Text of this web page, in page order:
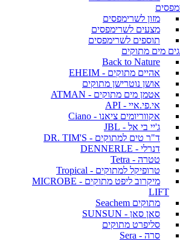
מזון לשרימפסים
מצעים לשרימפסים
תוספים לשרימפסים
מים מתוקים
Back to Nature
אהיים מתוקים - EHEIM
אושן נוטרישן מתוקים
אטמן מים מתוקים - ATMAN
אי.פי.איי - API
אקווריומים ציאנו - Ciano
ג'יי בי אל - JBL
ד"ר טים למתוקים - DR. TIM'S
דנרלי - DENNERLE
טטרה - Tetra
טרופיקל למתוקים - Tropical
מיקרוב ליפט מתוקים - MICROBE
LIFT
מתוקים Seachem
סאן סאן - SUNSUN
סליפרט מתוקים
סרה - Sera